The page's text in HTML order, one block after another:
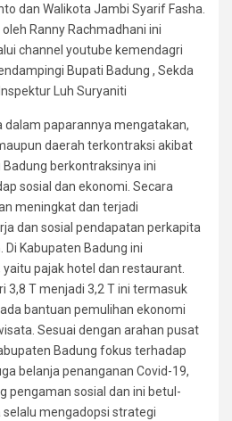
dan Walikota Jambi Syarif Fasha.
Ranny Rachmadhani ini
channel youtube kemendagri
Bupati Badung , Sekda
Luh Suryaniti
dalam paparannya mengatakan,
daerah terkontraksi akibat
berkontraksinya ini
sosial dan ekonomi. Secara
meningkat dan terjadi
dan sosial pendapatan perkapita
Kabupaten Badung ini
yaitu pajak hotel dan restaurant.
3,8 T menjadi 3,2 T ini termasuk
bantuan pemulihan ekonomi
Sesuai dengan arahan pusat
Badung fokus terhadap
belanja penanganan Covid-19,
pengaman sosial dan ini betul-
selalu mengadopsi strategi